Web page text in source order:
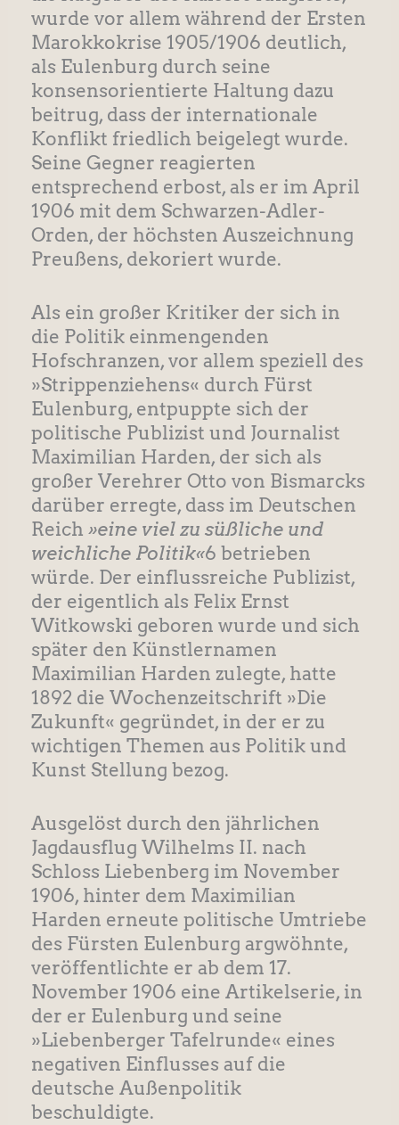
wurde vor allem während der Ersten
Marokkokrise 1905/1906 deutlich,
als Eulenburg durch seine
konsensorientierte Haltung dazu
beitrug, dass der internationale
Konflikt friedlich beigelegt wurde.
Seine Gegner reagierten
entsprechend erbost, als er im April
1906 mit dem Schwarzen-Adler-
Orden, der höchsten Auszeichnung
Preußens, dekoriert wurde.
Als ein großer Kritiker der sich in
die Politik einmengenden
Hofschranzen, vor allem speziell des
»Strippenziehens« durch Fürst
Eulenburg, entpuppte sich der
politische Publizist und Journalist
Maximilian Harden, der sich als
großer Verehrer Otto von Bismarcks
darüber erregte, dass im Deutschen
Reich »eine viel zu süßliche und
weichliche Politik«6 betrieben
würde. Der einflussreiche Publizist,
der eigentlich als Felix Ernst
Witkowski geboren wurde und sich
später den Künstlernamen
Maximilian Harden zulegte, hatte
1892 die Wochenzeitschrift »Die
Zukunft« gegründet, in der er zu
wichtigen Themen aus Politik und
Kunst Stellung bezog.
Ausgelöst durch den jährlichen
Jagdausflug Wilhelms II. nach
Schloss Liebenberg im November
1906, hinter dem Maximilian
Harden erneute politische Umtriebe
des Fürsten Eulenburg argwöhnte,
veröffentlichte er ab dem 17.
November 1906 eine Artikelserie, in
der er Eulenburg und seine
»Liebenberger Tafelrunde« eines
negativen Einflusses auf die
deutsche Außenpolitik
beschuldigte.